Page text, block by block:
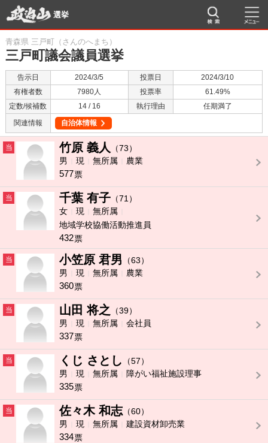
選挙
青森県 三戸町（さんのへまち）
三戸町議会議員選挙
告示日 2024/3/5 投票日
2024/3/10
有権者数
7980人 投票率
61.49%
定数/候補数
14 / 16 執行理由
任期満了
関連情報
自治体情報
当 竹原 義人
（73）
男
現 無所属 農業
577票
当 千葉 有子 （71）
女
現
無所属
地域学校協働活動推進員
432票
当 小笠原 君男
（63）
男
現 無所属 農業
360票
当 山田 将之
（39）
男
現 無所属 会社員
337票
当 くじ さとし
（57）
男
現 無所属 障がい福祉施設理事
335票
当 佐々木 和志 （60）
男
現 無所属 建設資材卸売業
334票